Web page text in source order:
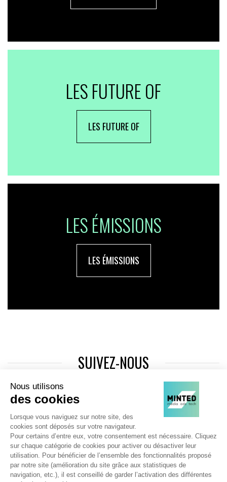
LES FUTURE OF
LES FUTURE OF
LES ÉMISSIONS
LES ÉMISSIONS
SUIVEZ-NOUS